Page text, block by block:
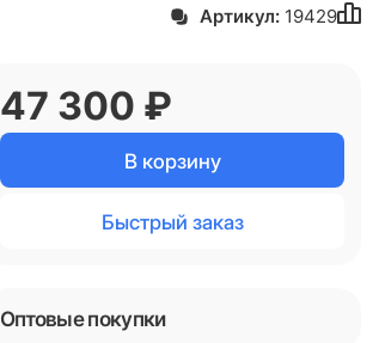
Артикул: 19429
47 300 ₽
В корзину
Быстрый заказ
Оптовые покупки